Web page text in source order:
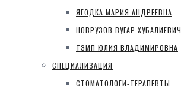
ЯГОДКА МАРИЯ АНДРЕЕВНА
НОВРУЗОВ ВУГАР ХУБАЛИЕВИЧ
ТЭМП ЮЛИЯ ВЛАДИМИРОВНА
СПЕЦИАЛИЗАЦИЯ
СТОМАТОЛОГИ-ТЕРАПЕВТЫ